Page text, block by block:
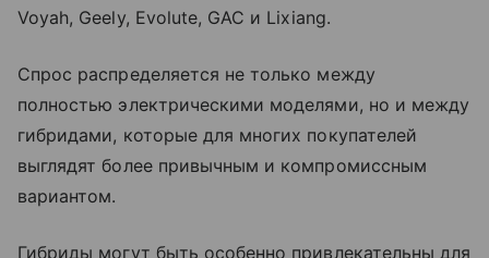
Voyah, Geely, Evolute, GAC и Lixiang.
Спрос распределяется не только между
полностью электрическими моделями, но и между
гибридами, которые для многих покупателей
выглядят более привычным и компромиссным
вариантом.
Гибриды могут быть особенно привлекательны для